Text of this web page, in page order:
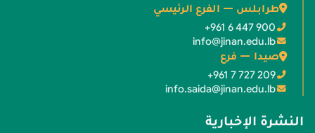
طرابلس — الفرع الرئيسي
+961 6 447 900
info@jinan.edu.lb
صيدا — فرع
+961 7 727 209
info.saida@jinan.edu.lb
النشرة الإخبارية